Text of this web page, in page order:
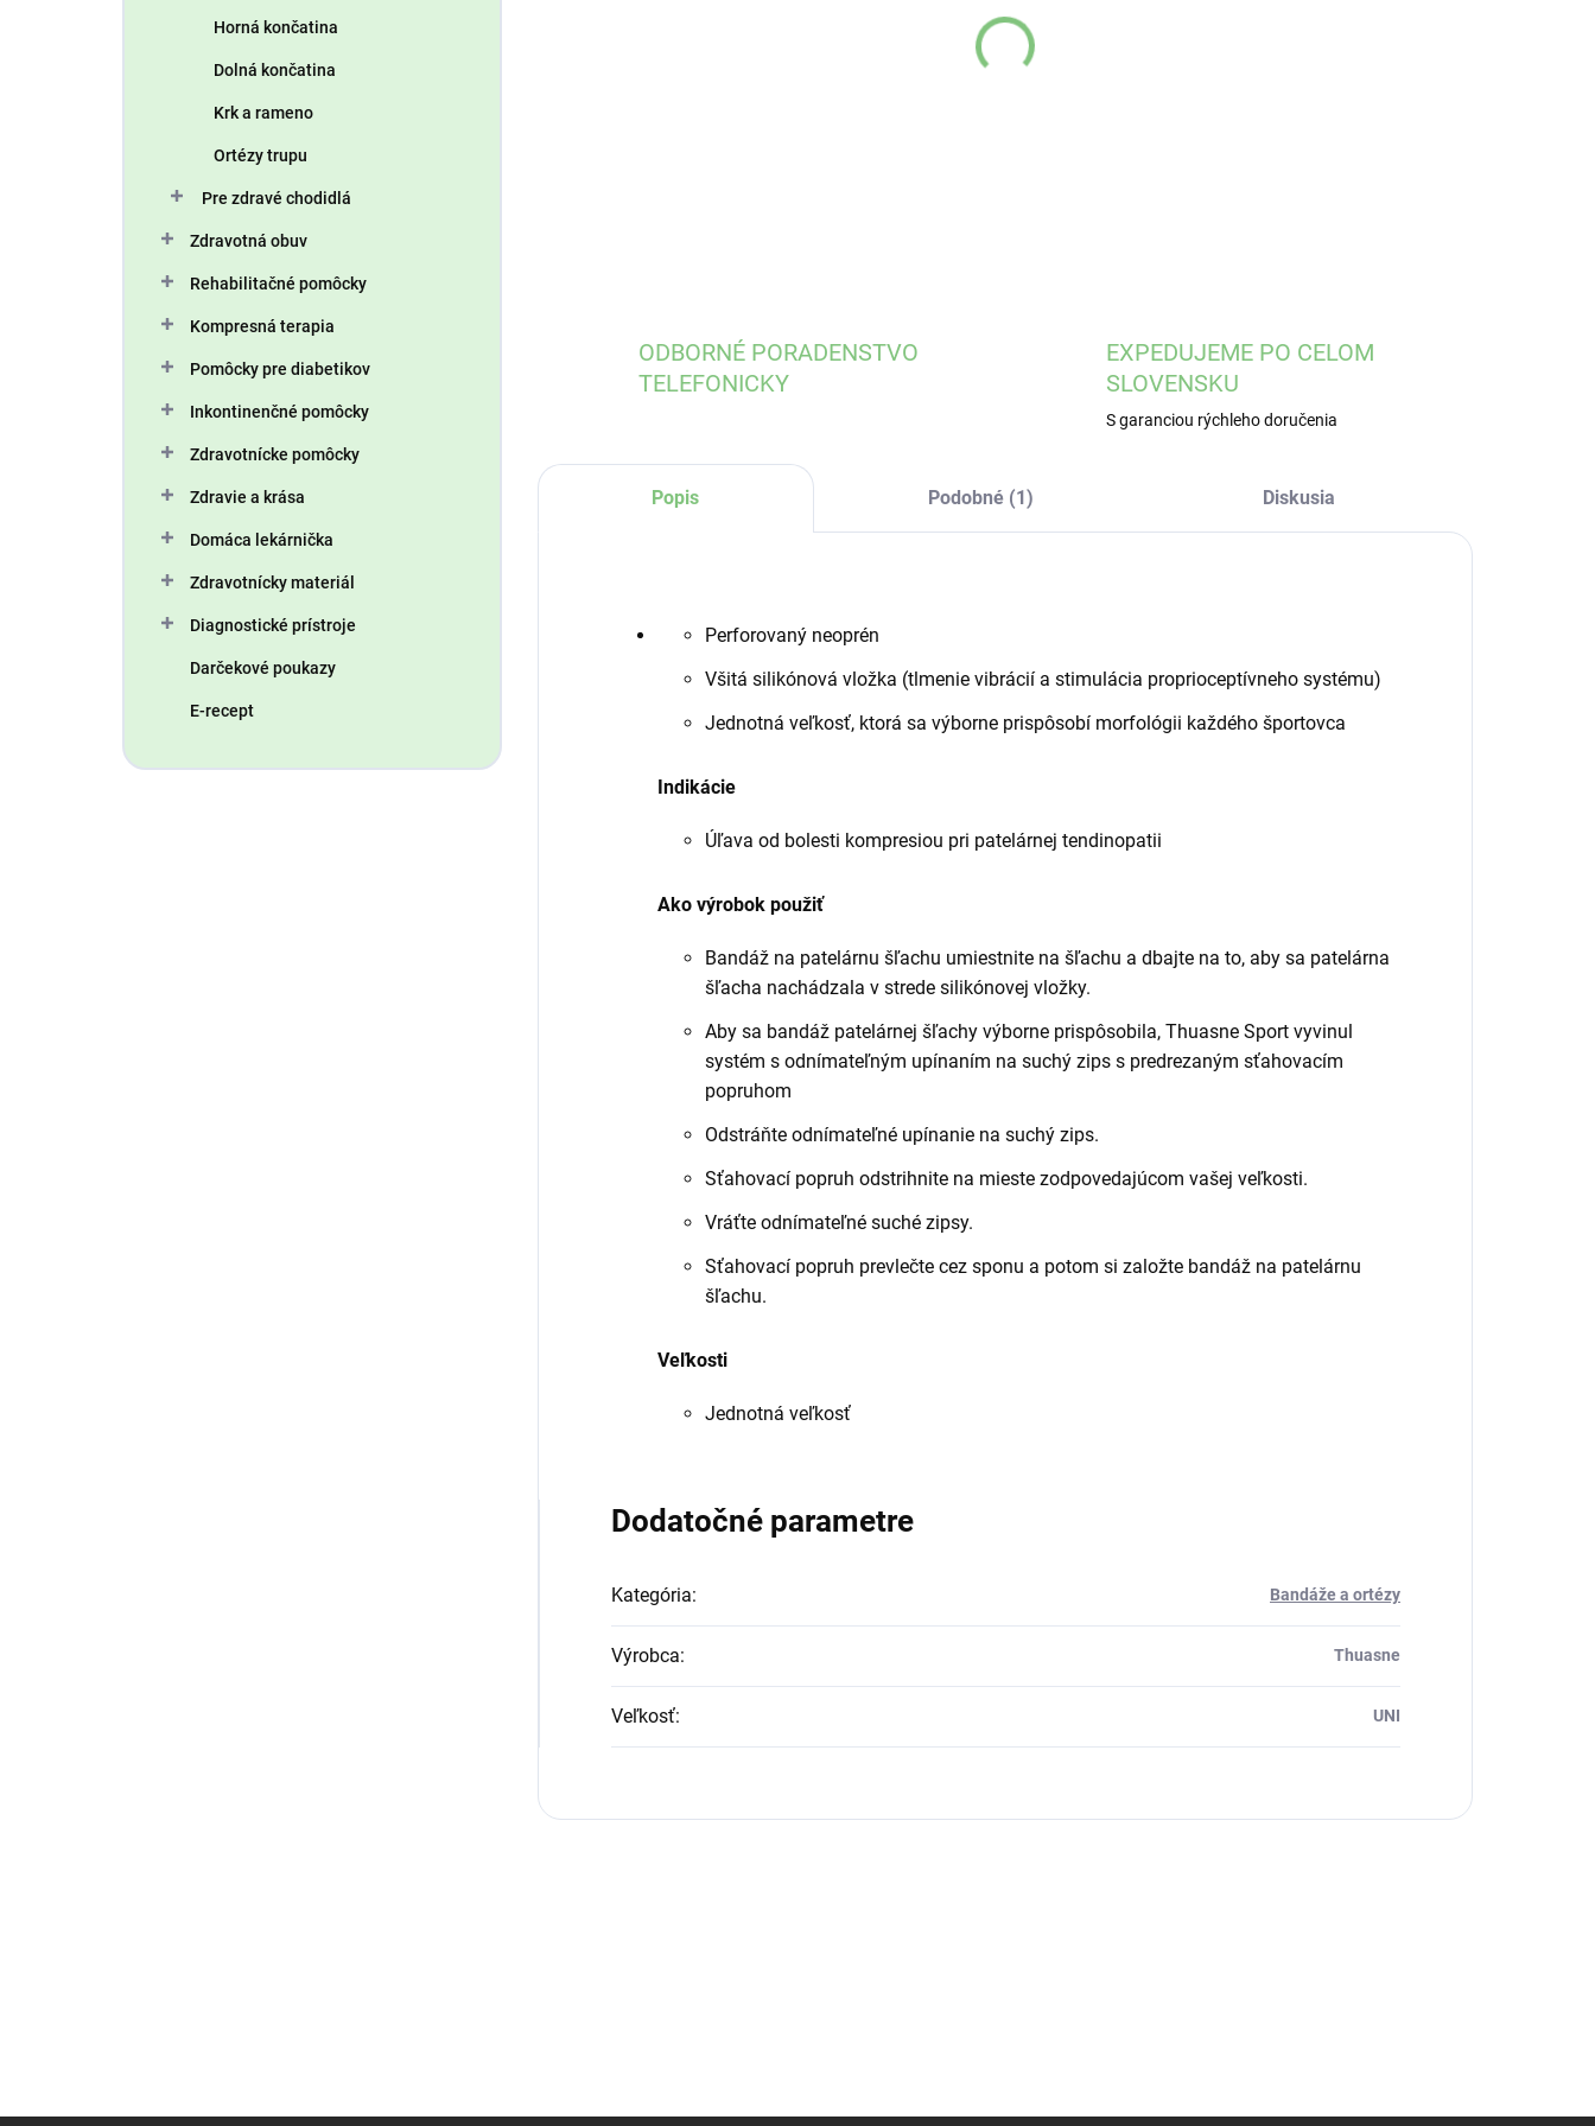
Horná končatina
Dolná končatina
Krk a rameno
Ortézy trupu
Pre zdravé chodidlá
Zdravotná obuv
Rehabilitačné pomôcky
Kompresná terapia
Pomôcky pre diabetikov
Inkontinenčné pomôcky
Zdravotnícke pomôcky
Zdravie a krása
Domáca lekárnička
Zdravotnícky materiál
Diagnostické prístroje
Darčekové poukazy
E-recept
12.8.2026
ODBORNÉ PORADENSTVO
TELEFONICKY
EXPEDUJEME PO CELOM
SLOVENSKU
S garanciou rýchleho doručenia
Popis Podobné (1) Diskusia
Perforovaný neoprén
Všitá silikónová vložka (tlmenie vibrácií a stimulácia proprioceptívneho systému)
Jednotná veľkosť, ktorá sa výborne prispôsobí morfológii každého športovca
Indikácie
Úľava od bolesti kompresiou pri patelárnej tendinopatii
Ako výrobok použiť
Bandáž na patelárnu šľachu umiestnite na šľachu a dbajte na to, aby sa patelárna
šľacha nachádzala v strede silikónovej vložky.
Aby sa bandáž patelárnej šľachy výborne prispôsobila, Thuasne Sport vyvinul
systém s odnímateľným upínaním na suchý zips s predrezaným sťahovacím
popruhom
Odstráňte odnímateľné upínanie na suchý zips.
Sťahovací popruh odstrihnite na mieste zodpovedajúcom vašej veľkosti.
Vráťte odnímateľné suché zipsy.
Sťahovací popruh prevlečte cez sponu a potom si založte bandáž na patelárnu
šľachu.
Veľkosti
Jednotná veľkosť
Dodatočné parametre
Kategória: Bandáže a ortézy
Výrobca: Thuasne
Veľkosť: UNI